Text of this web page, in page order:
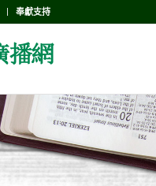
奉獻支持